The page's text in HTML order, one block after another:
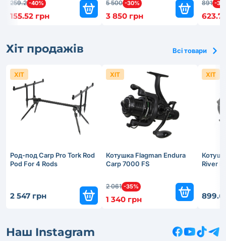
259.2 -40%
155.52 грн
5 500 -30%
3 850 грн
891 -
623.7
Хіт продажів Всі товари
Род-под Carp Pro Tork Rod
Pod For 4 Rods
2 547 грн
ХІТ
Котушка Flagman Endura
Carp 7000 FS
2 061 -35%
1 340 грн
ХІТ
River
899.6
ХІТ
Наш Instagram